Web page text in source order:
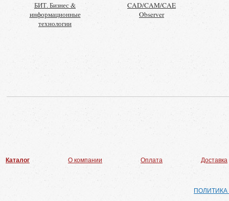
БИТ. Бизнес &
информационные
технологии
CAD/CAM/CAE
Observer
Каталог О компании Оплата Доставка